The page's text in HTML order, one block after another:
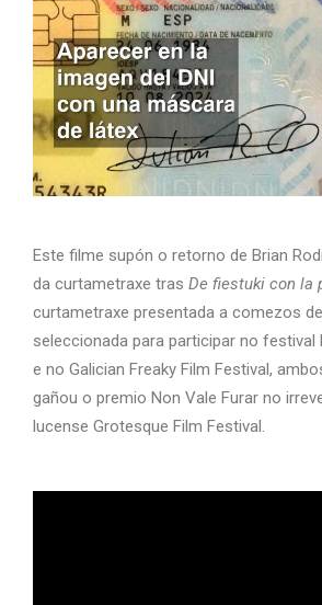
Este filme supón o retorno de Brian
da curtametraxe tras De fiestuki con la
curtametraxe presentada a comezos
seleccionada para participar no festival
e no Galician Freaky Film Festival,
gañou o premio Non Vale Furar no
lucense Grotesque Film Festival.